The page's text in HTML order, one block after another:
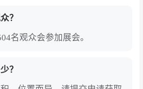
联系方式），可通过展会官
取。
床工具工业协会主办，每两年
？
名观众会参加展会。
？